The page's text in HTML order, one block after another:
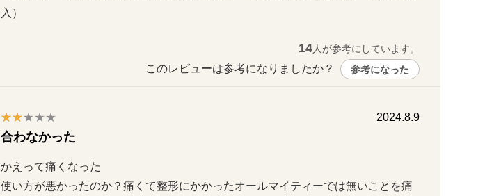
入）
14人が参考にしています。
このレビューは参考になりましたか？ 参考になった
2024.8.9
合わなかった
かえって痛くなった
使い方が悪かったのか？痛くて整形にかかったオールマイティーでは無いことを痛